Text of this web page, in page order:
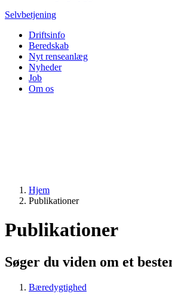
Selvbetjening
Driftsinfo
Beredskab
Nyt renseanlæg
Nyheder
Job
Om os
Hjem
Publikationer
Publikationer
Søger du viden om et
Bæredygtighed